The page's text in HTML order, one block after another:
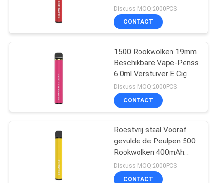
Op smaak
gebrachte e-Sigaret
De
Aanzetuitrustingen
van het peulsysteem
Aroma/400mah
500puffs E Cig
Discuss MOQ:2000PCS
CONTACT
1500 Rookwolken 19mm
Beschikbare Vape-Penss
6.0ml Verstuiver E Cig
Discuss MOQ:2000PCS
CONTACT
Roestvrij staal Vooraf
gevulde de Peulpen 500
Rookwolken 400mAh
2.5mL van Vape van het
Banaanijs Beschikbare
Discuss MOQ:2000PCS
CONTACT